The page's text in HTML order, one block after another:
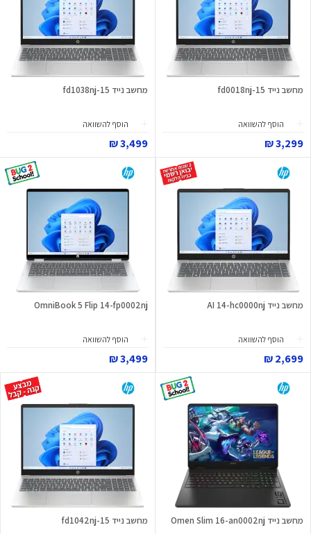
מחשב נייד 15-fd0018nj
הוסף להשוואה
3,299 ₪
מחשב נייד 15-fd1038nj
הוסף להשוואה
3,499 ₪
מחשב נייד AI 14-hc0000nj
הוסף להשוואה
2,699 ₪
OmniBook 5 Flip 14-fp0002nj
הוסף להשוואה
3,499 ₪
מחשב נייד Omen Slim 16-an0002nj מחשב נייד 15-fd1042nj